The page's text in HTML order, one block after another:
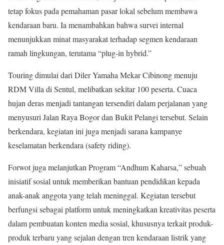
tetap fokus pada pemahaman pasar lokal sebelum membawa
kendaraan baru. Ia menambahkan bahwa survei internal
menunjukkan minat masyarakat terhadap segmen kendaraan
ramah lingkungan, terutama “plug-in hybrid.”
Touring dimulai dari Diler Yamaha Mekar Cibinong menuju
RDM Villa di Sentul, melibatkan sekitar 100 peserta. Cuaca
hujan deras menjadi tantangan tersendiri dalam perjalanan yang
menyusuri Jalan Raya Bogor dan Bukit Pelangi tersebut. Selain
berkendara, kegiatan ini juga menjadi sarana kampanye
keselamatan berkendara (safety riding).
Forwot juga melanjutkan Program “Andhum Kaharsa,” sebuah
inisiatif sosial untuk memberikan bantuan pendidikan kepada
anak-anak anggota yang telah meninggal. Kegiatan tersebut
berfungsi sebagai platform untuk meningkatkan kreativitas peserta
dalam pembuatan konten media sosial, khususnya terkait produk-
produk terbaru yang sejalan dengan tren kendaraan listrik yang